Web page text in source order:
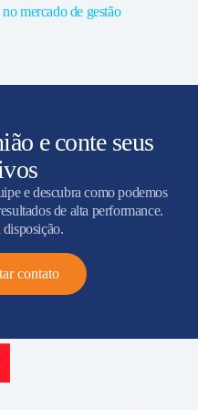
mercado de gestão
e conte seus
e descubra como podemos
de alta performance.
disposição.
contato